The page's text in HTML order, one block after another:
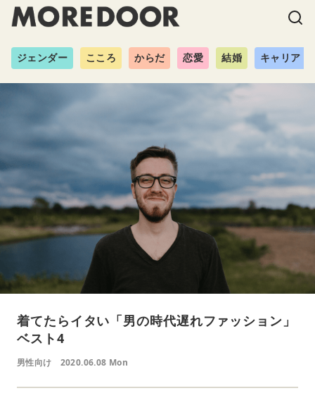
ジェンダー こころ からだ 恋愛 結婚 キャリア
着てたらイタい「男の時代遅れファッション」
ベスト4
男性向け 2020.06.08 Mon